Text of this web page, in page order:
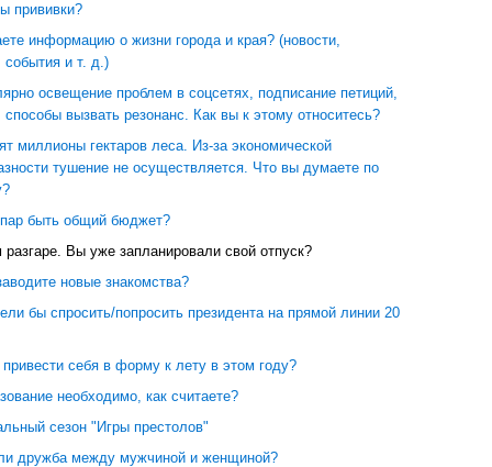
прививки?
информацию о жизни города и края? (новости,
события и т. д.)
освещение проблем в соцсетях, подписание петиций,
способы вызвать резонанс. Как вы к этому относитесь?
миллионы гектаров леса. Из-за экономической
тушение не осуществляется. Что вы думаете по
быть общий бюджет?
Вы уже запланировали свой отпуск?
новые знакомства?
бы спросить/попросить президента на прямой линии 20
себя в форму к лету в этом году?
необходимо, как считаете?
сезон "Игры престолов"
дружба между мужчиной и женщиной?